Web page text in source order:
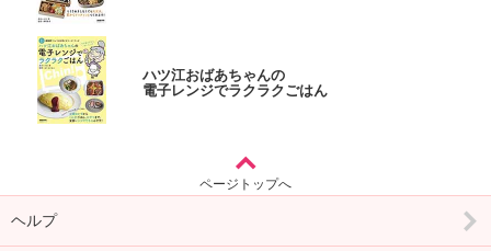
ハツ江おばあちゃんの
電子レンジでラクラクごはん
ページトップへ
ヘルプ